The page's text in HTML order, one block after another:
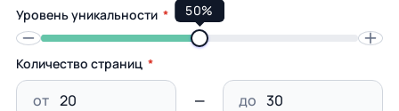
Уровень уникальности 50%
Количество страниц
от до